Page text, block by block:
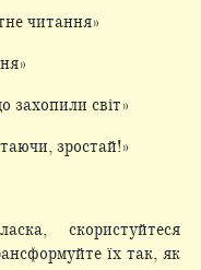
читання»
захопили світ»
зростай!»
скористуйтеся
їх так, як